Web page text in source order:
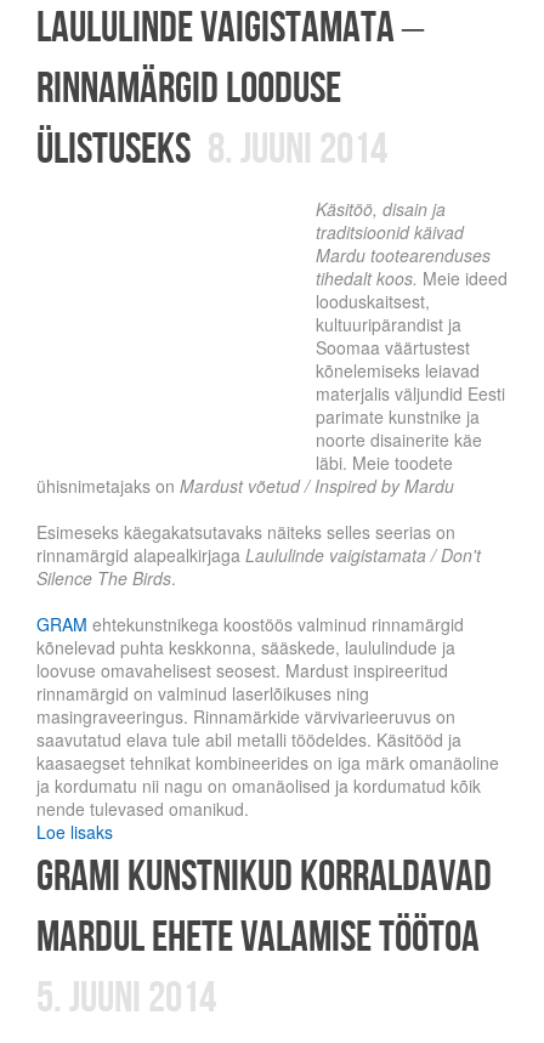
Laululinde vaigistamata –
rinnamärgid looduse
ülistuseks 8. juuni 2014
Käsitöö, disain ja
traditsioonid käivad
Mardu tootearenduses
tihedalt koos. Meie ideed
looduskaitsest,
kultuuripärandist ja
Soomaa väärtustest
kõnelemiseks leiavad
materjalis väljundid Eesti
parimate kunstnike ja
noorte disainerite käe
läbi. Meie toodete
ühisnimetajaks on Mardust võetud / Inspired by Mardu
Esimeseks käegakatsutavaks näiteks selles seerias on
rinnamärgid alapealkirjaga Laululinde vaigistamata / Don't
Silence The Birds.
GRAM ehtekunstnikega koostöös valminud rinnamärgid
kõnelevad puhta keskkonna, sääskede, laululindude ja
loovuse omavahelisest seosest. Mardust inspireeritud
rinnamärgid on valminud laserlõikuses ning
masingraveeringus. Rinnamärkide värvivarieeruvus on
saavutatud elava tule abil metalli töödeldes. Käsitööd ja
kaasaegset tehnikat kombineerides on iga märk omanäoline
ja kordumatu nii nagu on omanäolised ja kordumatud kõik
nende tulevased omanikud.
Loe lisaks
Grami kunstnikud korraldavad
Mardul ehete valamise töötoa
5. juuni 2014